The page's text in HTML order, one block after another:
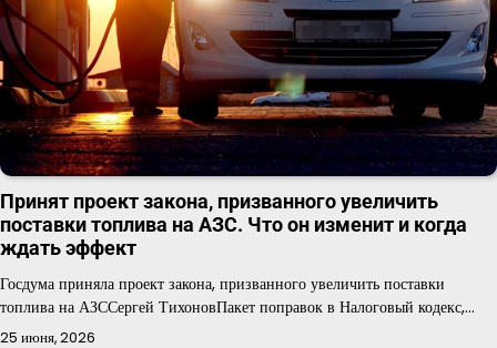
Принят проект закона, призванного увеличить
поставки топлива на АЗС. Что он изменит и когда
ждать эффект
Госдума приняла проект закона, призванного увеличить поставки
топлива на АЗССергей ТихоновПакет поправок в Налоговый кодекс,…
25 июня, 2026